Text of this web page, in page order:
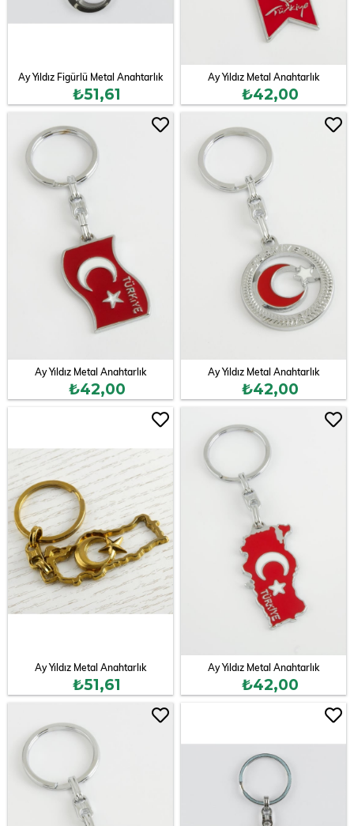
Ay Yıldız Figürlü Metal Anahtarlık
₺51,61
Ay Yıldız Metal Anahtarlık
₺42,00
Ay Yıldız Metal Anahtarlık
₺42,00
Ay Yıldız Metal Anahtarlık
₺42,00
Ay Yıldız Metal Anahtarlık
₺51,61
Ay Yıldız Metal Anahtarlık
₺42,00